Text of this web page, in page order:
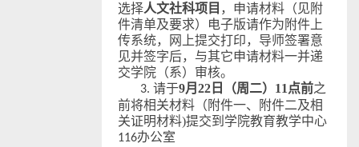
选择人文社科项目 ，申请材料（见附
件清单及要求）电子版请作为附件上
传系统，网上提交打印，导师签署意
见并签字后，与其它申请材料一并递
交学院（系）审核。
3. 请于9月 22 日（周二） 11 点前之
前将相关材料（附件一、附件二及相
关证明材料)提交到学院教育教学中心
116办公室